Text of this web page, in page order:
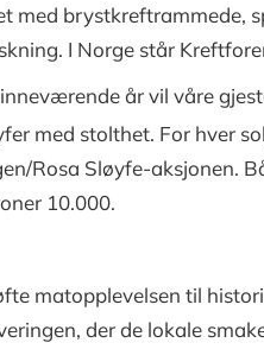
med brystkreftrammede,
I Norge står
år vil våre
med stolthet. For hver
Rosa Sløyfe-aksjonen.
10.000.
matopplevelsen til
der de lokale